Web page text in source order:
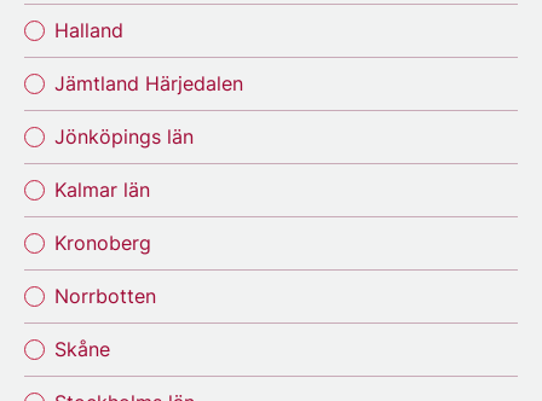
Halland
Jämtland Härjedalen
Jönköpings län
Kalmar län
Kronoberg
Norrbotten
Skåne